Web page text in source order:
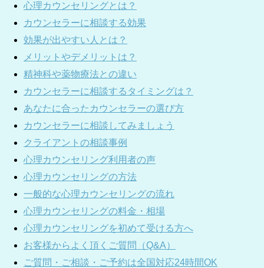
心理カウンセリングとは？
カウンセラーに相談する効果
効果が出やすい人とは？
メリットやデメリットは？
精神科や薬物療法との違い
カウンセラーに相談するタイミングは？
あなたに合ったカウンセラーの選び方
カウンセラーに相談してみましょう
クライアントの相談事例
心理カウンセリング利用者の声
心理カウンセリングの方法
一般的な心理カウンセリングの流れ
心理カウンセリングの料金・相場
心理カウンセリングを初めて受ける方へ
お客様からよく頂くご質問（Q&A）
ご質問・ご相談・ご予約は全国対応24時間OK